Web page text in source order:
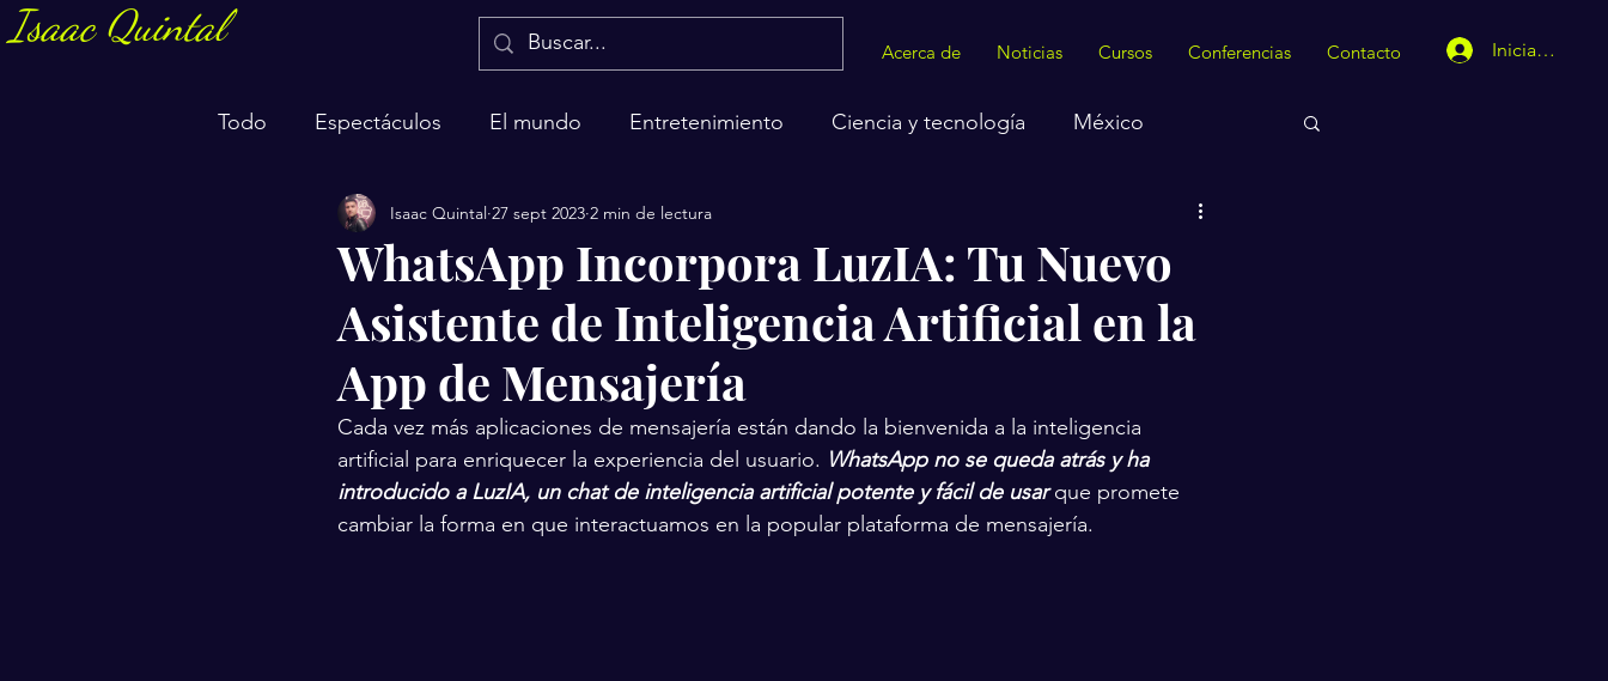
Isaac Quintal
Acerca de Noticias Cursos Conferencias Contacto Iniciar sesión
Todo Espectáculos El mundo Entretenimiento Ciencia y tecnología México
Marketing y negocios Salud
WhatsApp Incorpora LuzIA: Tu Nuevo
Asistente de Inteligencia Artificial en la
App de Mensajería
Isaac Quintal 27 sept 2023 2 min de lectura
Cada vez más aplicaciones de mensajería están dando la bienvenida a la inteligencia
artificial para enriquecer la experiencia del usuario. WhatsApp no ​​se queda atrás y ha
introducido a LuzIA, un chat de inteligencia artificial potente y fácil de usar que promete
cambiar la forma en que interactuamos en la popular plataforma de mensajería.